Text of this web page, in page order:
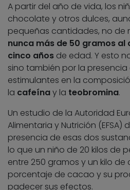
A partir del año de vida, los
chocolate y otros dulces,
pequeñas cantidades, no de
nunca más de 50 gramos
cinco años de edad. Y esto
sino también por la
estimulantes en la
la cafeínay la teobromina.
Un estudio de la Autoridad
Alimentaria y Nutrición (EFSA)
presencia de esas dos
lo que un niño de 20 kilos de
entre 250 gramos y un kilo
porcentaje de cacao y su
padecer sus efectos.